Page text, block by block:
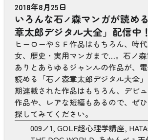
2018年8月25日
いろんな石ノ森マンガが読め
章太郎デジタル大全」配信中！
ヒーローやＳＦ作品はもちろん、時
女、歴史・実用マンガまで…。石ノ
ありとあらゆるジャンルの作品が、
読める「石ノ森章太郎デジタル大全
期連載された作品はもちろん、デビ
作品や、レアな短編もあるので、ぜ
探してみてください。
009ノ1, GOLF超心理学講座,